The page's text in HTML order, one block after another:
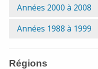
Années 2000 à 2008
Années 1988 à 1999
Régions